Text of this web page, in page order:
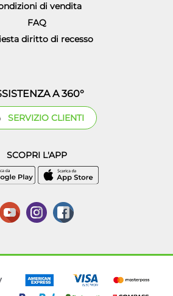
di vendita
FAQ
diritto di recesso
A 360°
SERVIZIO CLIENTI
SCOPRI L'APP